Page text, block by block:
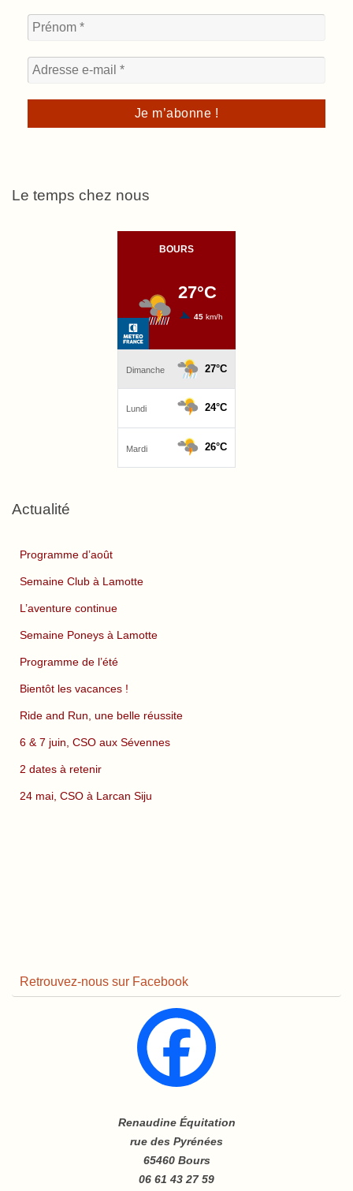
Le temps chez nous
Actualité
Programme d’août
Semaine Club à Lamotte
L’aventure continue
Semaine Poneys à Lamotte
Programme de l’été
Bientôt les vacances !
Ride and Run, une belle réussite
6 & 7 juin, CSO aux Sévennes
2 dates à retenir
24 mai, CSO à Larcan Siju
Retrouvez-nous sur Facebook
Renaudine Équitation
rue des Pyrénées
65460 Bours
06 61 43 27 59